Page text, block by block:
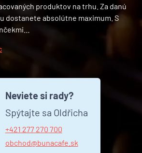
produktov na trhu. Za danú
dostanete absolútne maximum. S
Neviete si rady?
Spýtajte sa Oldřicha
+421 277 270 700
obchod@bunacafe.sk